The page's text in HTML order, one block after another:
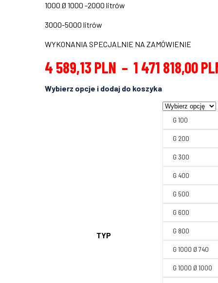
1000 Ø 1000 -2000 litrów
3000-5000 litrów
WYKONANIA SPECJALNIE NA ZAMÓWIENIE
4 589,13 PLN – 1 471 818,00
TYP
G 100
G 200
G 300
G 400
G 500
G 600
G 800
G 1000 Ø 740
G 1000 Ø 1000